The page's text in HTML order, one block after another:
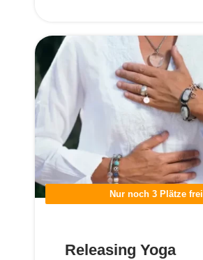
Nur noch 3 Plätze frei
Releasing Yoga